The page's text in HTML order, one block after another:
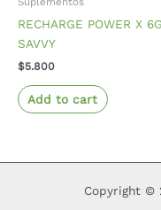
RECHARGE POWER X
SAVVY
$5.800
Add to cart
Copyright ©